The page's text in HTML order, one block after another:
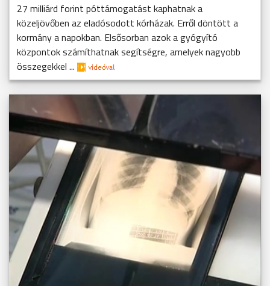
27 milliárd forint póttámogatást kaphatnak a
közeljövőben az eladósodott kórházak. Erről döntött a
kormány a napokban. Elsősorban azok a gyógyító
központok számíthatnak segítségre, amelyek nagyobb
összegekkel ...